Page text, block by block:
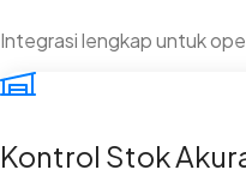
Integrasi lengkap untuk
Kontrol Stok